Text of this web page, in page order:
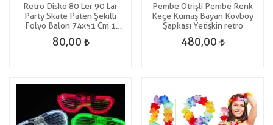
Retro Disko 80 Ler 90 Lar
Party Skate Paten Şekilli
Folyo Balon 74x51 Cm 1
80,00
Pembe Otrişli Pembe Renk
Keçe Kumaş Bayan Kovboy
Şapkası Yetişkin retro
480,00